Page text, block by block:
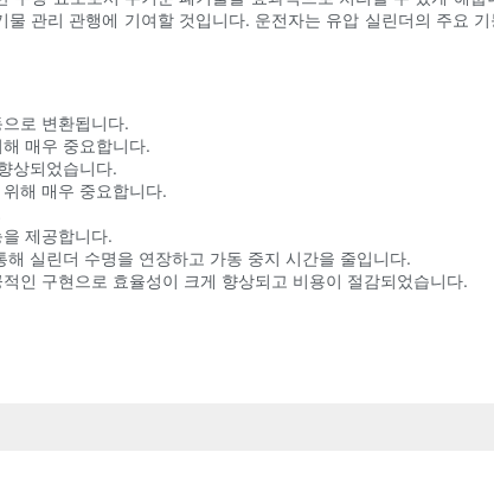
관리 관행에 기여할 것입니다. 운전자는 유압 실린더의 주요
로 변환됩니다.
매우 중요합니다.
상되었습니다.
해 매우 중요합니다.
제공합니다.
실린더 수명을 연장하고 가동 중지 시간을 줄입니다.
인 구현으로 효율성이 크게 향상되고 비용이 절감되었습니다.